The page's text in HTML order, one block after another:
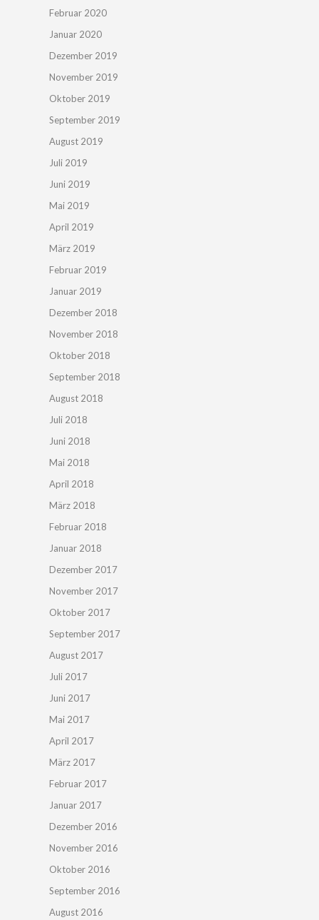
Februar 2020
Januar 2020
Dezember 2019
November 2019
Oktober 2019
September 2019
August 2019
Juli 2019
Juni 2019
Mai 2019
April 2019
März 2019
Februar 2019
Januar 2019
Dezember 2018
November 2018
Oktober 2018
September 2018
August 2018
Juli 2018
Juni 2018
Mai 2018
April 2018
März 2018
Februar 2018
Januar 2018
Dezember 2017
November 2017
Oktober 2017
September 2017
August 2017
Juli 2017
Juni 2017
Mai 2017
April 2017
März 2017
Februar 2017
Januar 2017
Dezember 2016
November 2016
Oktober 2016
September 2016
August 2016